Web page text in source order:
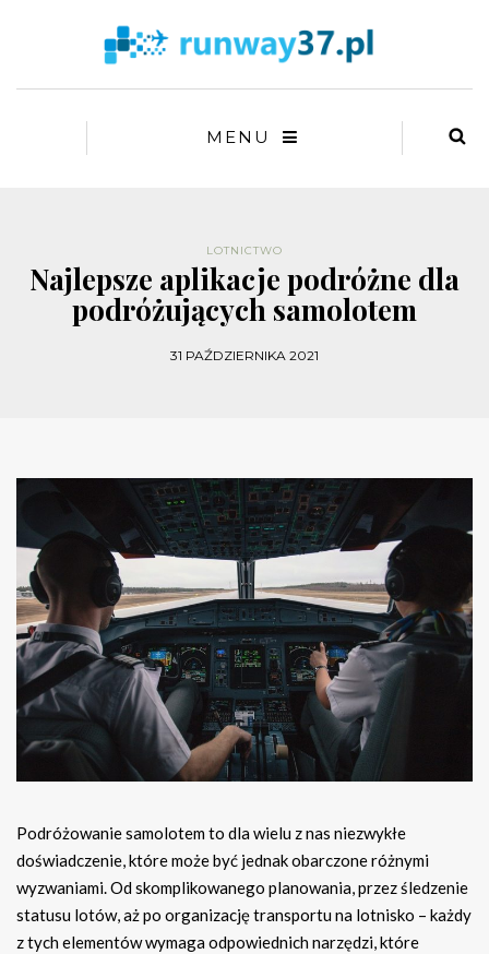
MENU
LOTNICTWO
Najlepsze aplikacje podróżne dla
podróżujących samolotem
31 PAŹDZIERNIKA 2021
Podróżowanie samolotem to dla wielu z nas niezwykłe
doświadczenie, które może być jednak obarczone różnymi
wyzwaniami. Od skomplikowanego planowania, przez śledzenie
statusu lotów, aż po organizację transportu na lotnisko – każdy
z tych elementów wymaga odpowiednich narzędzi, które